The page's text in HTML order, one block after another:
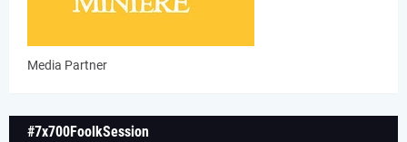
Media Partner
#7x700FoolkSession